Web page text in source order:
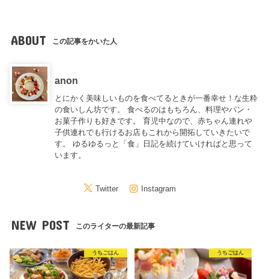
ABOUT この記事をかいた人
anon
とにかく美味しいものを食べてるときが一番幸せ！な生粋
の食いしん坊です。 食べるのはもちろん、料理やパン・
お菓子作りも好きです。 育児中なので、赤ちゃん連れや
子供連れでも行けるお店もこれから開拓していきたいで
す。 ゆるゆるっと「食」日記を続けていければと思って
います。
Twitter Instagram
NEW POST このライターの最新記事
うちごはん うちごはん